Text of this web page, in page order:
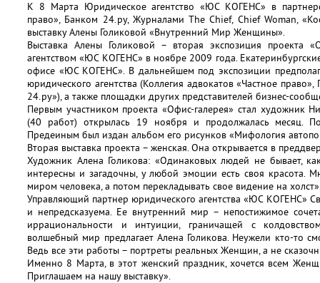
К 8 Марта Юридическое агентство «ЮС КОГЕНС» в
право», Банком 24.ру, Журналами The Chief, Chief Woman,
выставку Алены Голиковой «Внутренний Мир Женщины».
Выставка Алены Голиковой – вторая экспозиция проекта
агентством «ЮС КОГЕНС» в ноябре 2009 года.
офисе «ЮС КОГЕНС». В дальнейшем под экспозиции
юридического агентства (Коллегия адвокатов «Частное
24.ру»), а также площадки других представителей бизнес-
Первым участником проекта «Офис-галерея» стал художник
(40 работ) открылась 19 ноября и продолжалась месяц.
Предеиным был издан альбом его рисунков «Мифология
Вторая выставка проекта – женская. Она открывается в
Художник Алена Голикова: «Одинаковых людей не бывает,
интересны и загадочны, у любой эмоции есть своя красота.
миром человека, а потом перекладывать свое видение на
Управляющий партнер юридического агентства «ЮС КОГЕНС»
и непредсказуема. Ее внутренний мир – непостижимое
иррациональности и интуиции, граничащей с
волшебный мир предлагает Алена Голикова. Неужели кто-то
Ведь все эти работы – портреты реальных Женщин, а не
Именно 8 Марта, в этот женский праздник, хочется всем
Приглашаем на нашу выставку».